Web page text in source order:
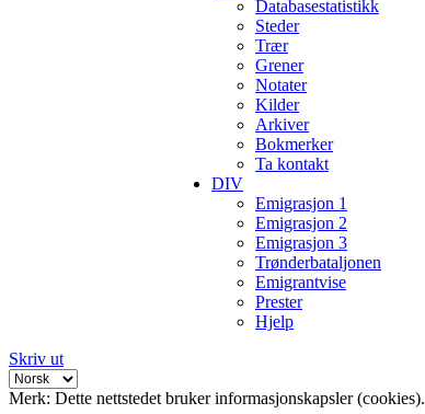
Databasestatistikk
Steder
Trær
Grener
Notater
Kilder
Arkiver
Bokmerker
Ta kontakt
DIV
Emigrasjon 1
Emigrasjon 2
Emigrasjon 3
Trønderbataljonen
Emigrantvise
Prester
Hjelp
Skriv ut
Merk: Dette nettstedet bruker informasjonskapsler (cookies).